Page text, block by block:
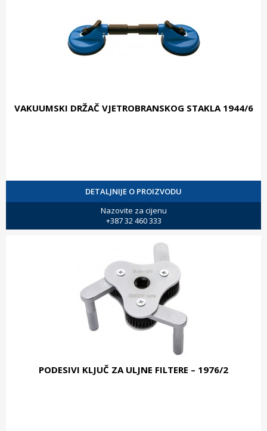
VAKUUMSKI DRŽAČ VJETROBRANSKOG STAKLA 1944/6
DETALJNIJE O PROIZVODU
Nazovite za cijenu
+387 32 460 333
PODESIVI KLJUČ ZA ULJNE FILTERE – 1976/2